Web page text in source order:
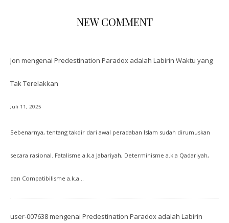
NEW COMMENT
Jon mengenai Predestination Paradox adalah Labirin Waktu yang
Tak Terelakkan
Juli 11, 2025
Sebenarnya, tentang takdir dari awal peradaban Islam sudah dirumuskan
secara rasional. Fatalisme a.k.a Jabariyah, Determinisme a.k.a Qadariyah,
dan Compatibilisme a.k.a…
user-007638mengenai Predestination Paradox adalah Labirin